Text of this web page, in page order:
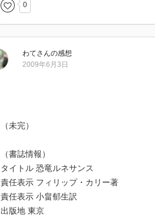
0
わてさんの感想
2009年6月3日
（未完）
（書誌情報）
タイトル 恐竜ルネサンス
責任表示 フィリップ・カリー著
責任表示 小畠郁生訳
出版地 東京